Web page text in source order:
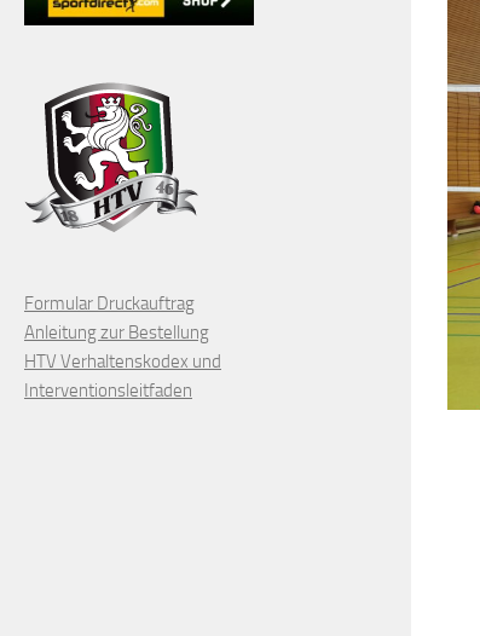
Formular Druckauftrag
Anleitung zur Bestellung
HTV Verhaltenskodex und
Interventionsleitfaden